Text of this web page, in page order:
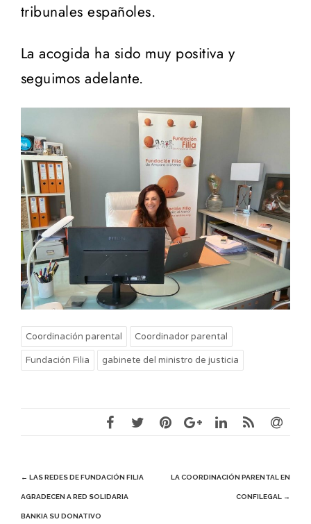
tribunales españoles.
La acogida ha sido muy positiva y
seguimos adelante.
Coordinación parental Coordinador parental
Fundación Filia gabinete del ministro de justicia
Post
navigation
← LAS REDES DE FUNDACIÓN FILIA
AGRADECEN A RED SOLIDARIA
BANKIA SU DONATIVO
LA COORDINACIÓN PARENTAL EN
CONFILEGAL →